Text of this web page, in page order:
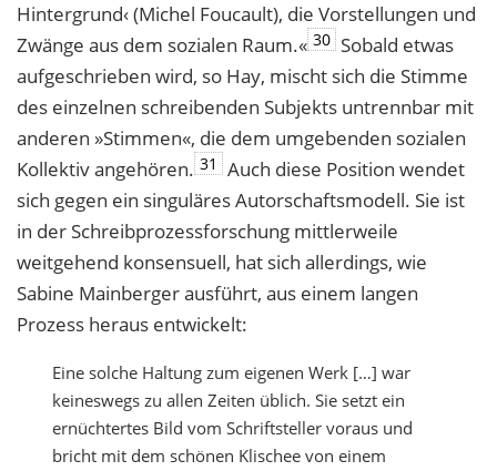
Hintergrund‹ (Michel Foucault), die Vorstellungen und
Zwänge aus dem sozialen Raum.« 30 Sobald etwas
aufgeschrieben wird, so Hay, mischt sich die Stimme
des einzelnen schreibenden Subjekts untrennbar mit
anderen »Stimmen«, die dem umgebenden sozialen
Kollektiv angehören. 31
Auch diese Position wendet
sich gegen ein singuläres Autorschaftsmodell. Sie ist
in der Schreibprozessforschung mittlerweile
weitgehend konsensuell, hat sich allerdings, wie
Sabine Mainberger ausführt, aus einem langen
Prozess heraus entwickelt:
Eine solche Haltung zum eigenen Werk […] war
keineswegs zu allen Zeiten üblich. Sie setzt ein
ernüchtertes Bild vom Schriftsteller voraus und
bricht mit dem schönen Klischee von einem